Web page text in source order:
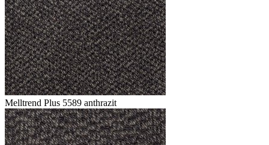
Melltrend Plus 5589 anthrazit